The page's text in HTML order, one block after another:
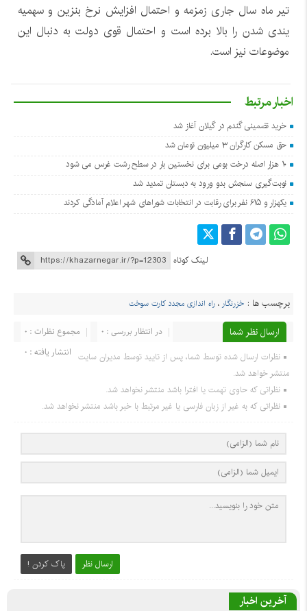
تیر ماه سال جاری زمزمه و احتمال افزایش نرخ بنزین و سهمیه
یندی شدن را بالا برده است و احتمال قوی دولت به دنبال این
موضوعات نیز است.
اخبار مرتبط
خرید تضمینی گندم در گیلان آغاز شد
حق مسکن کارگران ۳ میلیون تومان شد
۱۰ هزار اصله درخت بومی برای نخستین بار در سطح رشت غرس می شود
نوبت‌گیری سنجش بدو ورود به دبستان تمدید شد
یکهزار و ۶۱۵ نفر برای رقابت در انتخابات شوراهای شهر اعلام آمادگی کردند
لینک کوتاه
برچسب ها : خزرنگار ، راه اندازی مجدد کارت سوخت
ارسال نظر شما مجموع نظرات : 0
در انتظار بررسی : 0
انتشار یافته : 0 نظرات ارسال شده توسط شما، پس از تایید توسط مدیران سایت
منتشر خواهد شد.
نظراتی که حاوی تهمت یا افترا باشد منتشر نخواهد شد.
نظراتی که به غیر از زبان فارسی یا غیر مرتبط با خبر باشد منتشر نخواهد شد.
ارسال نظر پاک کردن !
آخرین اخبار